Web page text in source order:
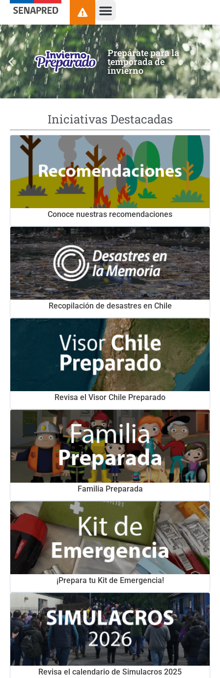
contenido
Prepárate para la
temporada de
invierno
Iniciativas Destacadas
Conoce nuestras recomendaciones
Recopilación de desastres en Chile
Revisa el Visor Chile Preparado
Familia Preparada
¡Prepara tu Kit de Emergencia!
Revisa el calendario de Simulacros 2025